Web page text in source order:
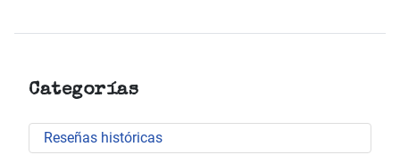
Categorías
Reseñas históricas